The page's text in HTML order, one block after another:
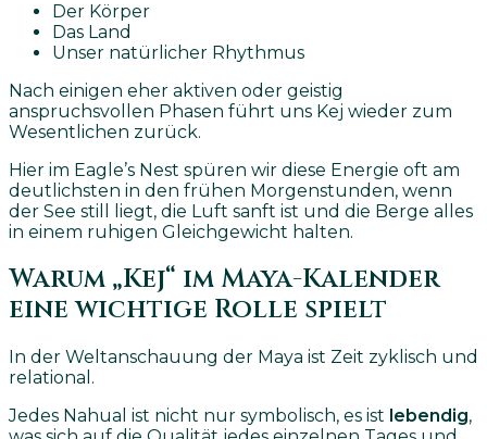
Der Körper
Das Land
Unser natürlicher Rhythmus
Nach einigen eher aktiven oder geistig
anspruchsvollen Phasen führt uns Kej wieder zum
Wesentlichen zurück.
Hier im Eagle’s Nest spüren wir diese Energie oft am
deutlichsten in den frühen Morgenstunden, wenn
der See still liegt, die Luft sanft ist und die Berge alles
in einem ruhigen Gleichgewicht halten.
Warum „Kej“ im Maya-Kalender
eine wichtige Rolle spielt
In der Weltanschauung der Maya ist Zeit zyklisch und
relational.
Jedes Nahual ist nicht nur symbolisch, es ist lebendig,